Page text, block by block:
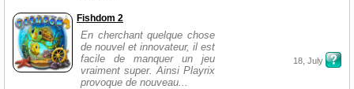
Fishdom 2
En cherchant quelque chose
de nouvel et innovateur, il est
facile de manquer un jeu
vraiment super. Ainsi Playrix
provoque de nouveau...
18, July